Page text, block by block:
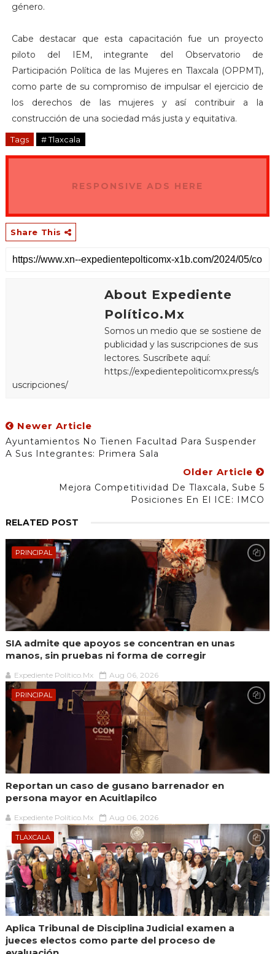
género.
Cabe destacar que esta capacitación fue un proyecto
piloto del IEM, integrante del Observatorio de
Participación Política de las Mujeres en Tlaxcala (OPPMT),
como parte de su compromiso de impulsar el ejercicio de
los derechos de las mujeres y así contribuir a la
construcción de una sociedad más justa y equitativa.
Tags # Tlaxcala
RESPONSIVE ADS HERE
Share This
About Expediente
Político.Mx
Somos un medio que se sostiene de
publicidad y las suscripciones de sus
lectores. Suscríbete aquí:
https://expedientepoliticomx.press/s
uscripciones/
Newer Article
Ayuntamientos No Tienen Facultad Para Suspender
A Sus Integrantes: Primera Sala
Older Article
Mejora Competitividad De Tlaxcala, Sube 5
Posiciones En El ICE: IMCO
RELATED POST
PRINCIPAL
SIA admite que apoyos se concentran en unas
manos, sin pruebas ni forma de corregir
Expediente Político.Mx Aug 06, 2026
PRINCIPAL
Reportan un caso de gusano barrenador en
persona mayor en Acuitlapilco
Expediente Político.Mx Aug 06, 2026
TLAXCALA
Aplica Tribunal de Disciplina Judicial examen a
jueces electos como parte del proceso de